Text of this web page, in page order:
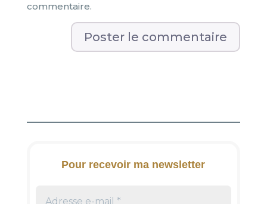
commentaire.
n
Pour recevoir ma newsletter